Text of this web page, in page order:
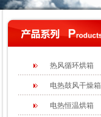
热风循环烘箱
电热鼓风干燥箱
电热恒温烘箱